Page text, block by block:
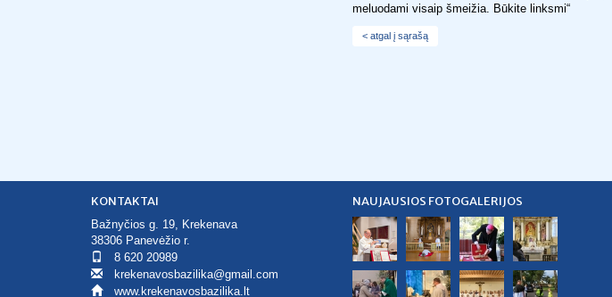
meluodami visaip šmeižia. Būkite linksmi“
< atgal į sąrašą
KONTAKTAI
Bažnyčios g. 19, Krekenava
38306 Panevėžio r.
8 620 20989
krekenavosbazilika@gmail.com
www.krekenavosbazilika.lt
NAUJAUSIOS FOTOGALERIJOS